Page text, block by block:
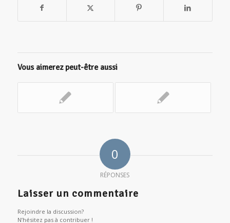
Vous aimerez peut-être aussi
0
RÉPONSES
Laisser un commentaire
Rejoindre la discussion?
N’hésitez pas à contribuer !